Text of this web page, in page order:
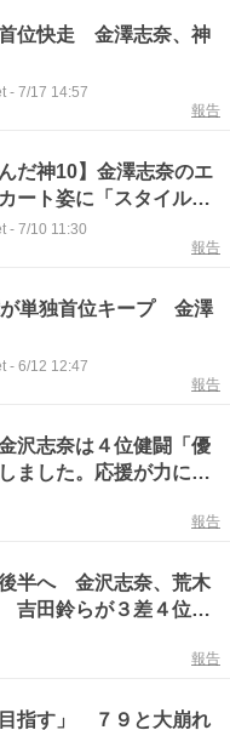
位快走 金澤志奈、神
- 7/17 14:57
報告
だ神10】金澤志奈のエ
ート姿に「スタイルが
視線釘付け！
- 7/10 11:30
報告
が単独首位キープ 金澤
- 6/12 12:47
報告
沢志奈は４位健闘「優
ました。応援が力にな
報告
半へ 金沢志奈、荒木
吉田鈴らが３差４位の
報告
指す」 ７９と大崩れ